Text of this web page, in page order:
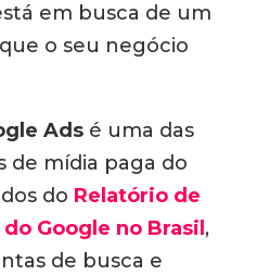
em busca de um
o seu negócio
Ads é uma das
de mídia paga do
do Relatório de
Google no Brasil ,
de busca e